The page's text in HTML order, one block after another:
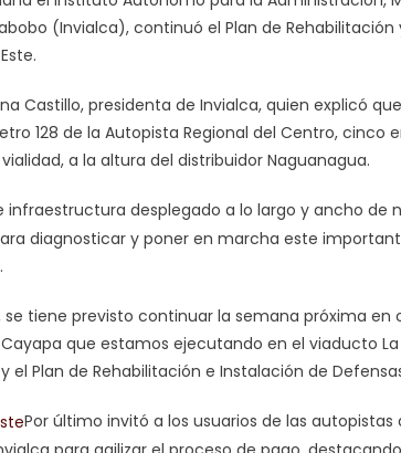
(Invialca), continuó el Plan de
Castillo, presidenta de Invialca, quien explicó
128 de la Autopista Regional del Centro, cinco
a la altura del distribuidor Naguanagua.
desplegado a lo largo y ancho de
diagnosticar y poner en marcha este
tiene previsto continuar la semana próxima en
que estamos ejecutando en el viaducto
Plan de Rehabilitación e Instalación de
Por último invitó a los usuarios de las